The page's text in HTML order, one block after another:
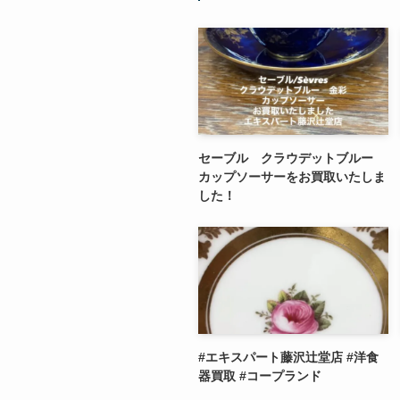
セーブル クラウデットブルー
カップソーサーをお買取いたしま
した！
#エキスパート藤沢辻堂店 #洋食
器買取 #コープランド